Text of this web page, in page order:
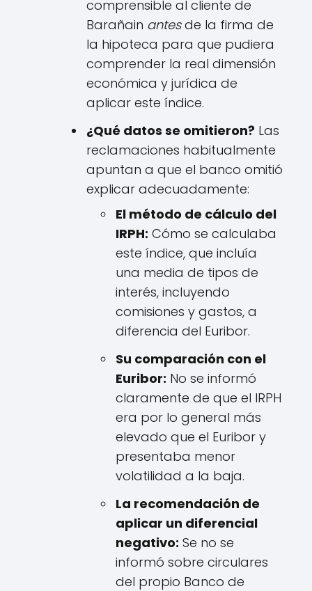
comprensible al cliente de
Barañain antesde la firma de
la hipoteca para que pudiera
comprender la real dimensión
económica y jurídica de
aplicar este índice.
¿Qué datos se omitieron? Las
reclamaciones habitualmente
apuntan a que el banco omitió
explicar adecuadamente:
El método de cálculo del
IRPH: Cómo se calculaba
este índice, que incluía
una media de tipos de
interés, incluyendo
comisiones y gastos, a
diferencia del Euribor.
Su comparación con el
Euribor: No se informó
claramente de que el IRPH
era por lo general más
elevado que el Euribor y
presentaba menor
volatilidad a la baja.
La recomendación de
aplicar un diferencial
negativo: Se no se
informó sobre circulares
del propio Banco de